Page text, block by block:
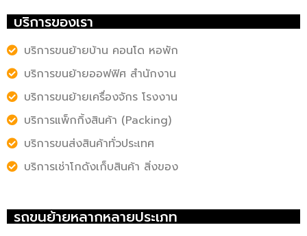
บริการของเรา
บริการขนย้ายบ้าน คอนโด หอพัก
บริการขนย้ายออฟฟิศ สำนักงาน
บริการขนย้ายเครื่องจักร โรงงาน
บริการแพ็กกิ้งสินค้า (Packing)
บริการขนส่งสินค้าทั่วประเทศ
บริการเช่าโกดังเก็บสินค้า สิ่งของ
รถขนย้ายหลากหลายประเภท